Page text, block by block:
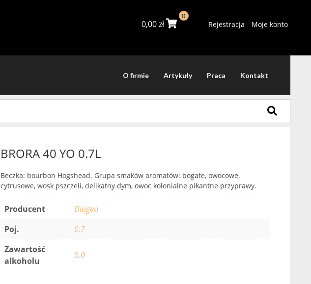
0,00zł
0
Rejestracja Moje konto
O firmie Artykuły Praca Kontakt
BRORA 40 YO 0.7L
Beczka: bourbon Hogshead. Grupa smaków aromatów: bogate, owocowe,
cytrusowe, wosk pszczeli, delikatny dym, owoc kolonialne pikantne przyprawy.
Producent
Diageo
Poj.
0.7
Zawartość
alkoholu
0.0